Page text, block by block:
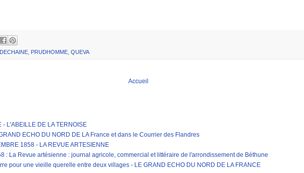
DECHAINE PRUDHOMME QUEVA
Accueil
L'ABEILLE DE LA TERNOISE
ECHO DU NORD DE LA France et dans le Courrier des Flandres
1858 - LA REVUE ARTESIENNE
: La Revue artésienne : journal agricole, commercial et littéraire de l'arrondissement de Béthune
pour une vieille querelle entre deux villages - LE GRAND ECHO DU NORD DE LA FRANCE